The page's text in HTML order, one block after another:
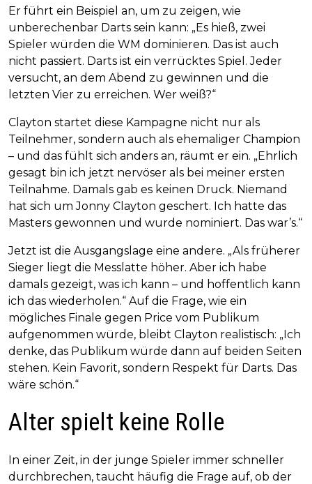
Er führt ein Beispiel an, um zu zeigen, wie
unberechenbar Darts sein kann: „Es hieß, zwei
Spieler würden die WM dominieren. Das ist auch
nicht passiert. Darts ist ein verrücktes Spiel. Jeder
versucht, an dem Abend zu gewinnen und die
letzten Vier zu erreichen. Wer weiß?“
Clayton startet diese Kampagne nicht nur als
Teilnehmer, sondern auch als ehemaliger Champion
– und das fühlt sich anders an, räumt er ein. „Ehrlich
gesagt bin ich jetzt nervöser als bei meiner ersten
Teilnahme. Damals gab es keinen Druck. Niemand
hat sich um Jonny Clayton geschert. Ich hatte das
Masters gewonnen und wurde nominiert. Das war’s.“
Jetzt ist die Ausgangslage eine andere. „Als früherer
Sieger liegt die Messlatte höher. Aber ich habe
damals gezeigt, was ich kann – und hoffentlich kann
ich das wiederholen.“ Auf die Frage, wie ein
mögliches Finale gegen Price vom Publikum
aufgenommen würde, bleibt Clayton realistisch: „Ich
denke, das Publikum würde dann auf beiden Seiten
stehen. Kein Favorit, sondern Respekt für Darts. Das
wäre schön.“
Alter spielt keine Rolle
In einer Zeit, in der junge Spieler immer schneller
durchbrechen, taucht häufig die Frage auf, ob der